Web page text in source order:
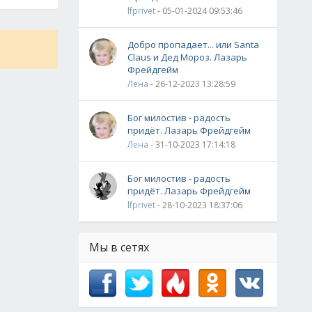
lfprivet- 05-01-2024 09:53:46
Добро пропадает... или Santa
Claus и Дед Мороз. Лазарь
Фрейдгейм
Лена - 26-12-2023 13:28:59
Бог милостив - радость
придёт. Лазарь Фрейдгейм
Лена - 31-10-2023 17:14:18
Бог милостив - радость
придёт. Лазарь Фрейдгейм
lfprivet- 28-10-2023 18:37:06
Мы в сетях